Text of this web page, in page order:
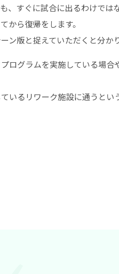
、すぐに試合に出るわけで
から復帰をします。
ン版と捉えていただくと分か
ログラムを実施している場
いるリワーク施設に通うとい